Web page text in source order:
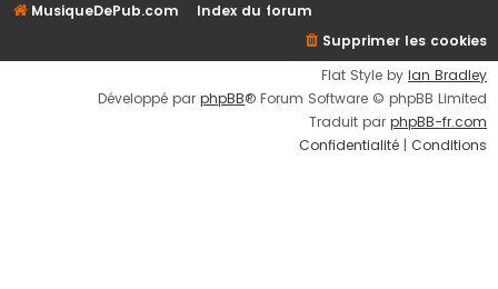
MusiqueDePub.com
Index du forum
Supprimer les cookies
Flat Style by Ian Bradley
Développé par phpBB® Forum Software © phpBB Limited
Traduit par phpBB-fr.com
Confidentialité
Conditions